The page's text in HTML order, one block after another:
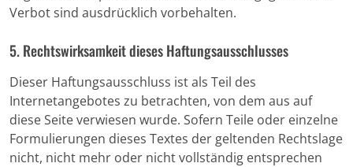
Verbot sind ausdrücklich vorbehalten.
5. Rechtswirksamkeit dieses Haftungsausschlusses
Dieser Haftungsausschluss ist als Teil des
Internetangebotes zu betrachten, von dem aus auf
diese Seite verwiesen wurde. Sofern Teile oder einzelne
Formulierungen dieses Textes der geltenden Rechtslage
nicht, nicht mehr oder nicht vollständig entsprechen